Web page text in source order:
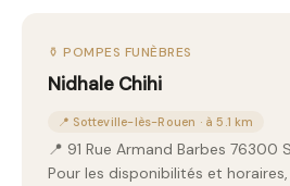
⚱️ POMPES FUNÈBRES
Nidhale Chihi
📍 Sotteville-lès-Rouen · à 5.1 km
📍 91 Rue Armand Barbes
Pour les disponibilités et